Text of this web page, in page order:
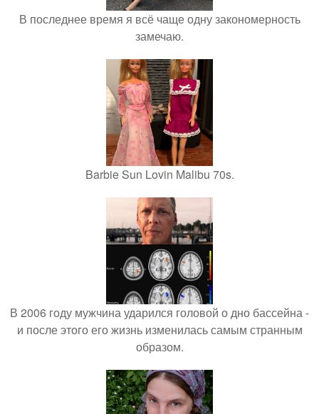
В последнее время я всё чаще одну закономерность
замечаю.
Barbie Sun Lovin Malibu 70s.
В 2006 году мужчина ударился головой о дно бассейна -
и после этого его жизнь изменилась самым странным
образом.